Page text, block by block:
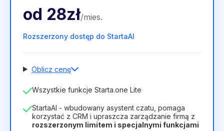
od 28zł/mies.
Rozszerzony dostęp do StartaAI
Oblicz cenę
Liczba pracowników
Czas trwania licencji
12 Months(zniżka -25%) Opłacalny
Wszystkie funkcje Starta.one Lite
StartaAI - wbudowany asystent czatu, pomaga
korzystać z CRM i upraszcza zarządzanie firmą z
rozszerzonym limitem i specjalnymi funkcjami